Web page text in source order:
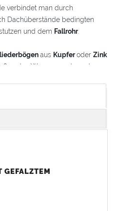
verbindet man durch
Dachüberstände bedingten
und dem Fallrohr.
aus Kupferoder Zink
des Wassers und werden
gefalztem Standard-
kann das Winkelstück auch
GEFALZTEM